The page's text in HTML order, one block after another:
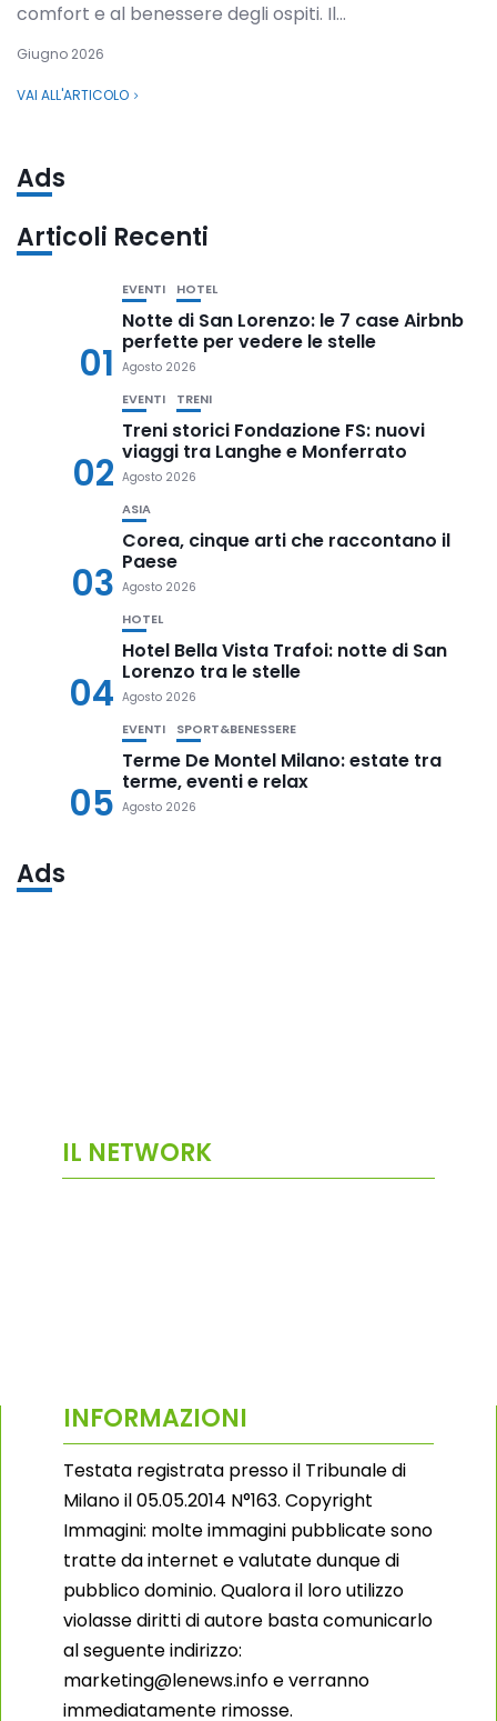
comfort e al benessere degli ospiti. Il...
Giugno 2026
VAI ALL'ARTICOLO
Ads
Articoli Recenti
01
EVENTI HOTEL
Notte di San Lorenzo: le 7 case Airbnb
perfette per vedere le stelle
Agosto 2026
02
EVENTI TRENI
Treni storici Fondazione FS: nuovi
viaggi tra Langhe e Monferrato
Agosto 2026
03
ASIA
Corea, cinque arti che raccontano il
Paese
Agosto 2026
04
HOTEL
Hotel Bella Vista Trafoi: notte di San
Lorenzo tra le stelle
Agosto 2026
05
EVENTI SPORT&BENESSERE
Terme De Montel Milano: estate tra
terme, eventi e relax
Agosto 2026
Ads
IL NETWORK
INFORMAZIONI
Testata registrata presso il Tribunale di
Milano il 05.05.2014 N°163. Copyright
Immagini: molte immagini pubblicate sono
tratte da internet e valutate dunque di
pubblico dominio. Qualora il loro utilizzo
violasse diritti di autore basta comunicarlo
al seguente indirizzo:
marketing@lenews.info e verranno
immediatamente rimosse.